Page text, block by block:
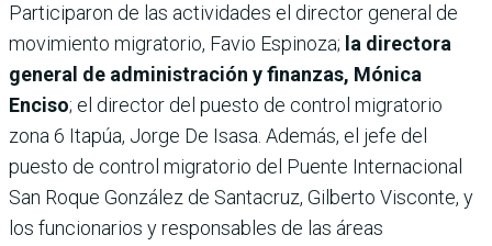
Participaron de las actividades el director general de
movimiento migratorio, Favio Espinoza; la directora
general de administración y finanzas, Mónica
Enciso; el director del puesto de control migratorio
zona 6 Itapúa, Jorge De Isasa. Además, el jefe del
puesto de control migratorio del Puente Internacional
San Roque González de Santacruz, Gilberto Visconte, y
los funcionarios y responsables de las áreas